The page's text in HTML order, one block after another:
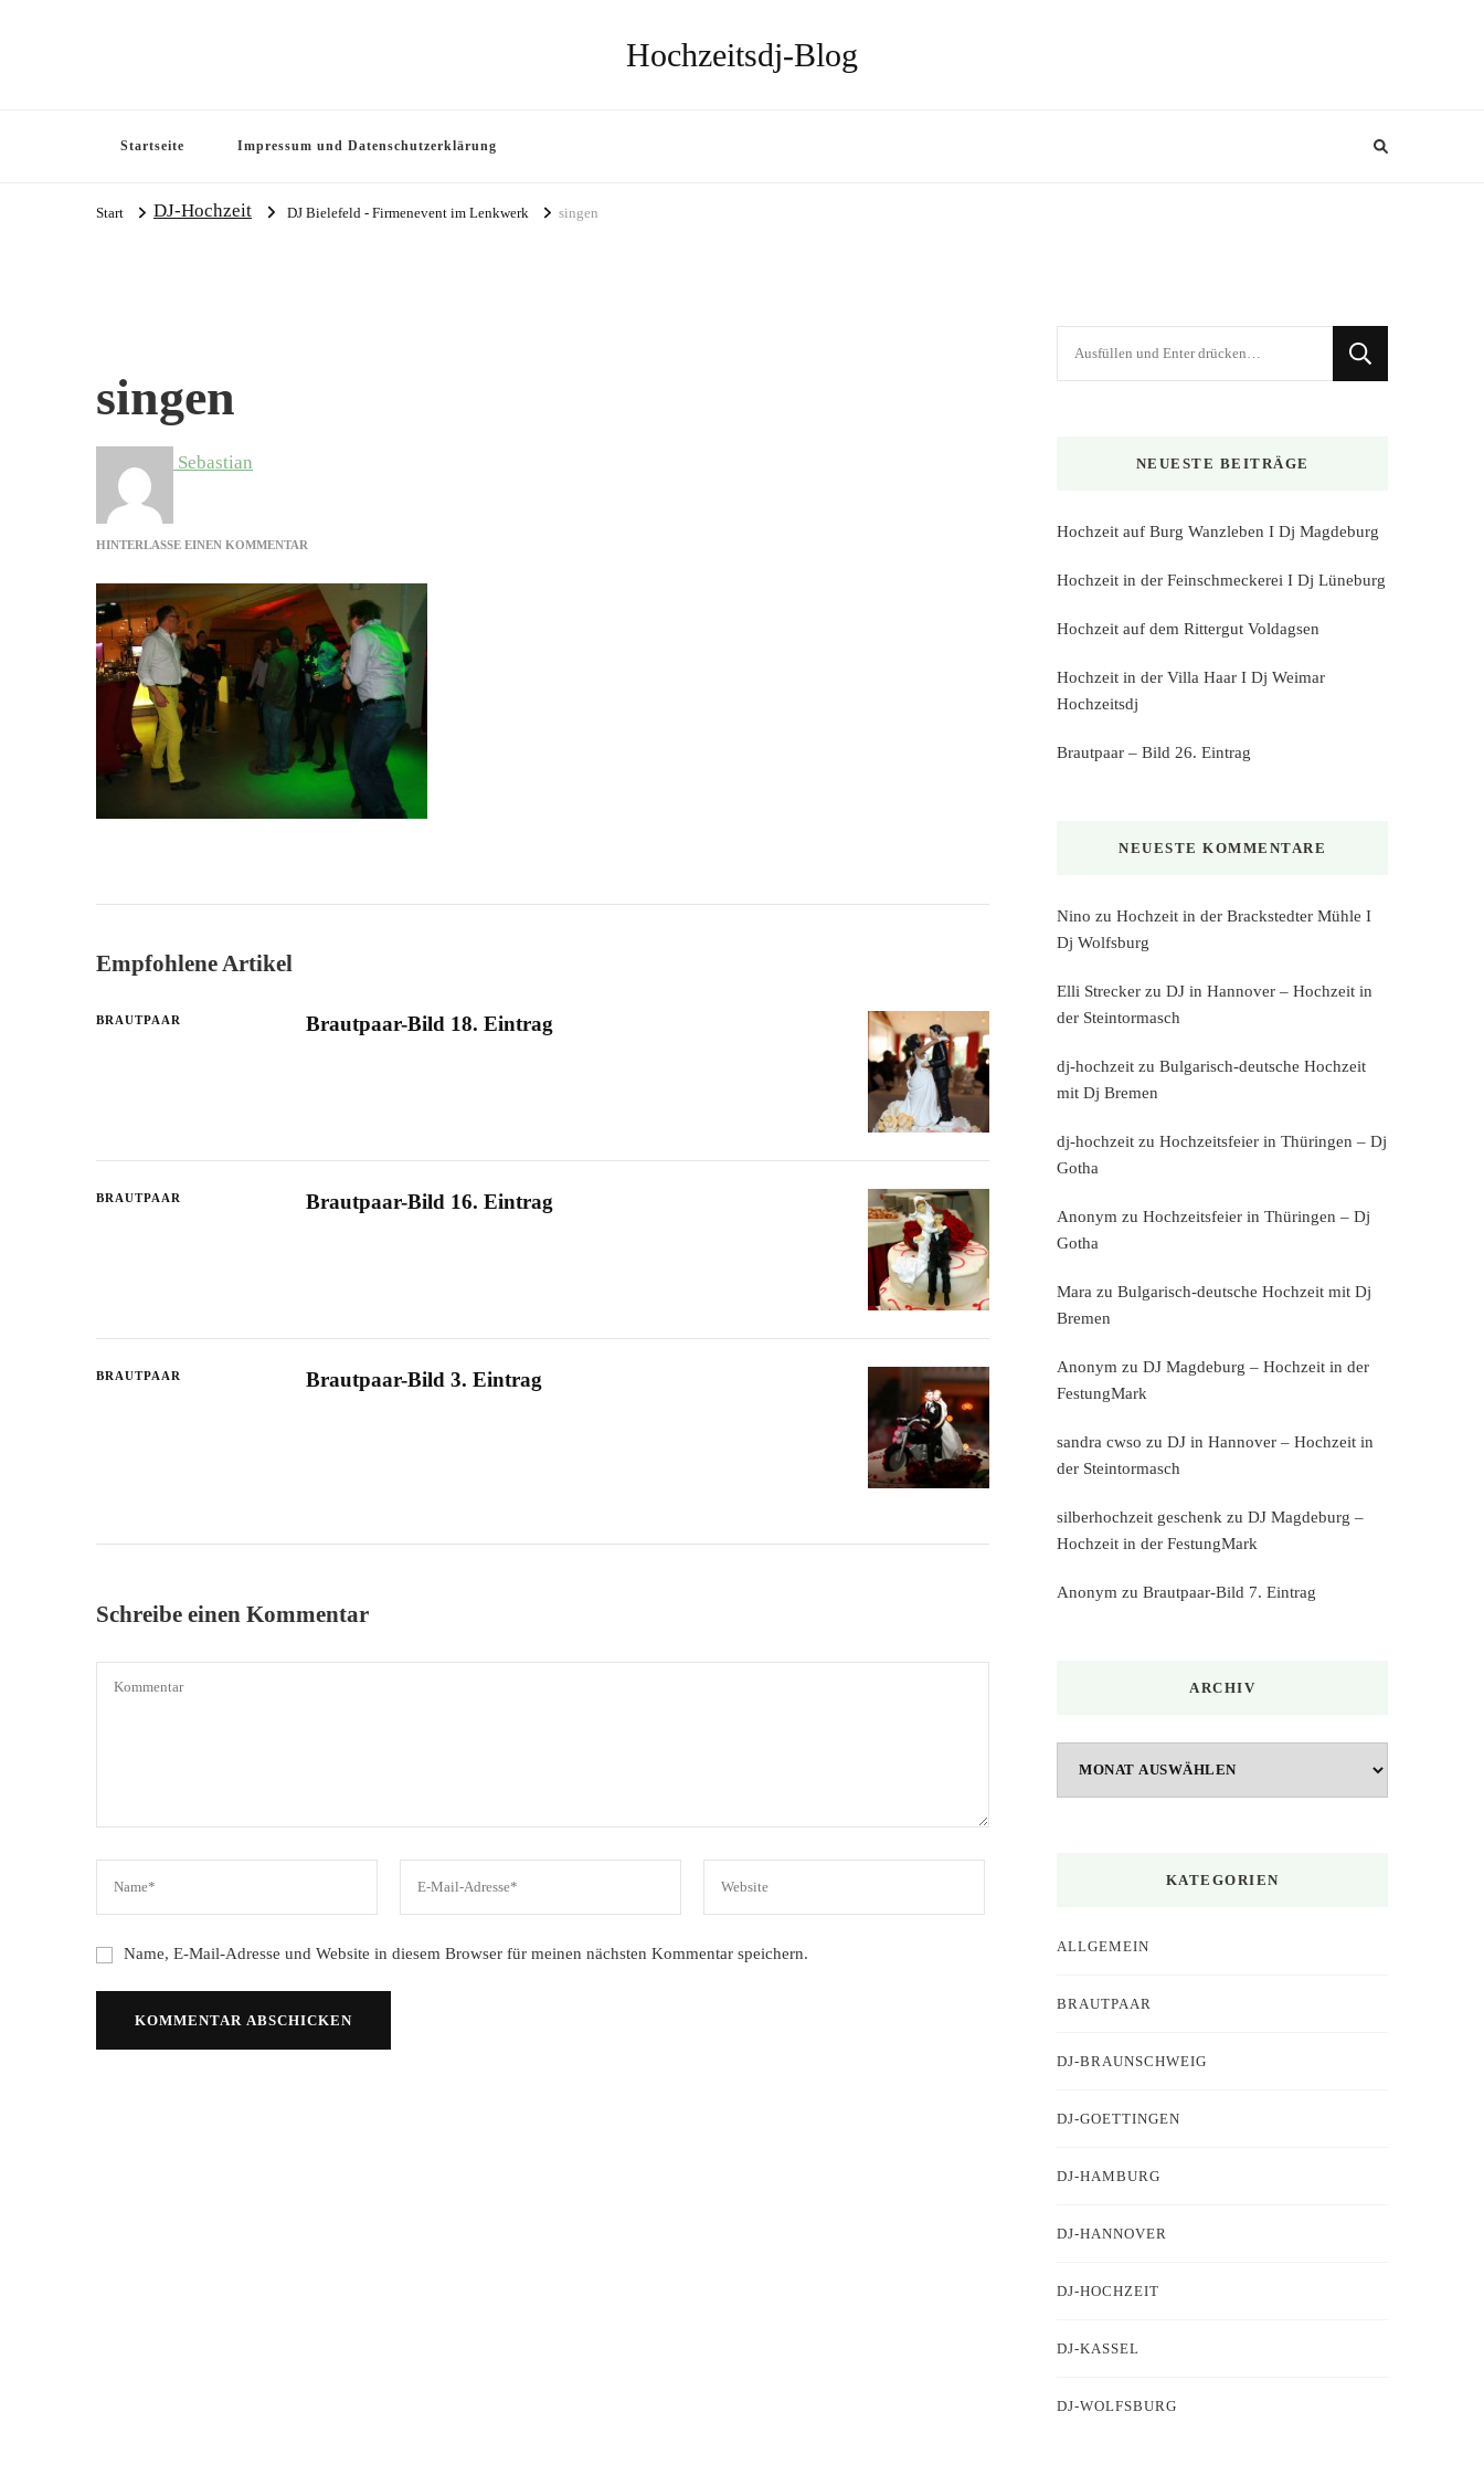
Hochzeitsdj-Blog
Startseite Impressum und Datenschutzerklärung
Start DJ-Hochzeit DJ Bielefeld - Firmenevent im Lenkwerk singen
singen
Sebastian
HINTERLASSE EINEN KOMMENTAR
Empfohlene Artikel
BRAUTPAAR Brautpaar-Bild 18. Eintrag
BRAUTPAAR Brautpaar-Bild 16. Eintrag
BRAUTPAAR Brautpaar-Bild 3. Eintrag
Schreibe einen Kommentar
Name, E-Mail-Adresse und Website in diesem Browser für meinen nächsten Kommentar speichern.
NEUESTE BEITRÄGE
Hochzeit auf Burg Wanzleben I Dj Magdeburg
Hochzeit in der Feinschmeckerei I Dj Lüneburg
Hochzeit auf dem Rittergut Voldagsen
Hochzeit in der Villa Haar I Dj Weimar
Hochzeitsdj
Brautpaar – Bild 26. Eintrag
NEUESTE KOMMENTARE
Nino zu Hochzeit in der Brackstedter Mühle I
Dj Wolfsburg
Elli Strecker zu DJ in Hannover – Hochzeit in
der Steintormasch
dj-hochzeit zu Bulgarisch-deutsche Hochzeit
mit Dj Bremen
dj-hochzeit zu Hochzeitsfeier in Thüringen – Dj
Gotha
Anonym zu Hochzeitsfeier in Thüringen – Dj
Gotha
Mara zu Bulgarisch-deutsche Hochzeit mit Dj
Bremen
Anonym zu DJ Magdeburg – Hochzeit in der
FestungMark
sandra cwso zu DJ in Hannover – Hochzeit in
der Steintormasch
silberhochzeit geschenk zu DJ Magdeburg –
Hochzeit in der FestungMark
Anonym zu Brautpaar-Bild 7. Eintrag
ARCHIV
KATEGORIEN
ALLGEMEIN
BRAUTPAAR
DJ-BRAUNSCHWEIG
DJ-GOETTINGEN
DJ-HAMBURG
DJ-HANNOVER
DJ-HOCHZEIT
DJ-KASSEL
DJ-WOLFSBURG